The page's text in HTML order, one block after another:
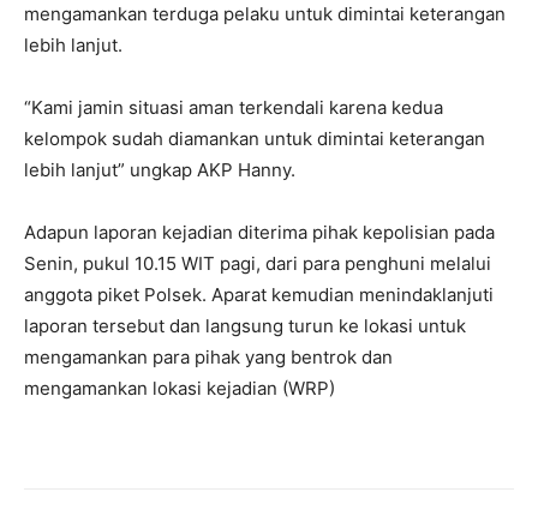
mengamankan terduga pelaku untuk dimintai keterangan
lebih lanjut.
“Kami jamin situasi aman terkendali karena kedua
kelompok sudah diamankan untuk dimintai keterangan
lebih lanjut” ungkap AKP Hanny.
Adapun laporan kejadian diterima pihak kepolisian pada
Senin, pukul 10.15 WIT pagi, dari para penghuni melalui
anggota piket Polsek. Aparat kemudian menindaklanjuti
laporan tersebut dan langsung turun ke lokasi untuk
mengamankan para pihak yang bentrok dan
mengamankan lokasi kejadian (WRP)